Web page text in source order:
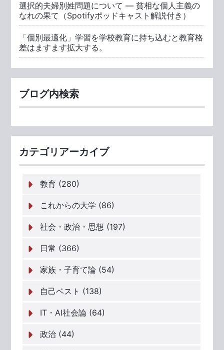
選択的夫婦別姓問題について ― 貧相な個人主義の
なれの果て（Spotifyポッドキャスト解説付き）
「個別最適化」学習を学校教育に持ち込むと教育格
差はますます拡大する。
ブログ内検索
カテゴリアーカイブ
教育 (280)
これからの大学 (86)
社会・政治・思想 (197)
日常 (366)
家族・子育て論 (54)
自己ベスト (138)
IT・AI社会論 (64)
政治 (44)